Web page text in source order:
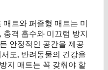
트와 퍼즐형 매트는 미
격 흡수와 미끄럼 방지
안정적인 공간을 제공
도, 반려동물의 건강을
지 매트는 꼭 갖춰야 할